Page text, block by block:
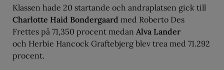
Klassen hade 20 startande och andraplatsen gick till
Charlotte Haid Bondergaard med Roberto Des
Frettes på 71,350 procent medan Alva Lander
och Herbie Hancock Graftebjerg blev trea med 71.292
procent.